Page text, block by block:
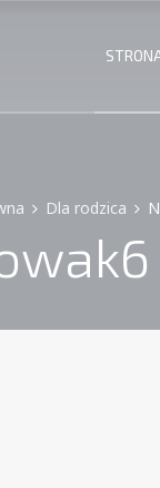
Dla rodzica